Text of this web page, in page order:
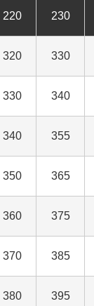
220 230
320 330
330 340
340 355
350 365
360 375
370 385
380 395